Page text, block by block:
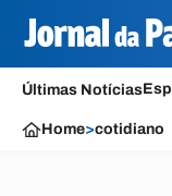
Últimas Notícias
Home>cotidiano